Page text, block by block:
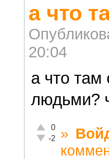
а что
20:04
а что
людьми?
Отлично!
0
Неадекватно!
-2 »